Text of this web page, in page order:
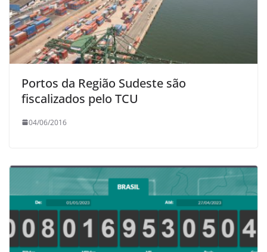
Portos da Região Sudeste são
fiscalizados pelo TCU
04/06/2016